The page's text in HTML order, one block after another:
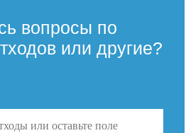
вопросы по
или другие?